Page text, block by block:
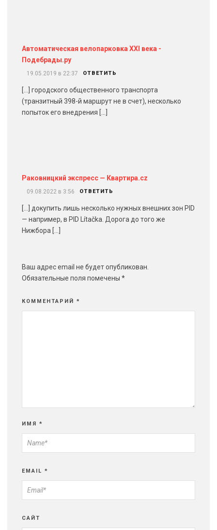
Автоматическая велопарковка XXI века -
Подебрады.ру
19.05.2019 в 22:37 ОТВЕТИТЬ
[…] городского общественного транспорта
(транзитный 398-й маршрут не в счет), несколько
попыток его внедрения […]
Раковницкий экспресс — Квартира.cz
09.08.2022 в 3:56 ОТВЕТИТЬ
[…] докупить лишь несколько нужных внешних зон PID
— например, в PID Lítačka. Дорога до того же
Нижбора […]
Ваш адрес email не будет опубликован.
Обязательные поля помечены *
КОММЕНТАРИЙ *
ИМЯ *
EMAIL *
САЙТ